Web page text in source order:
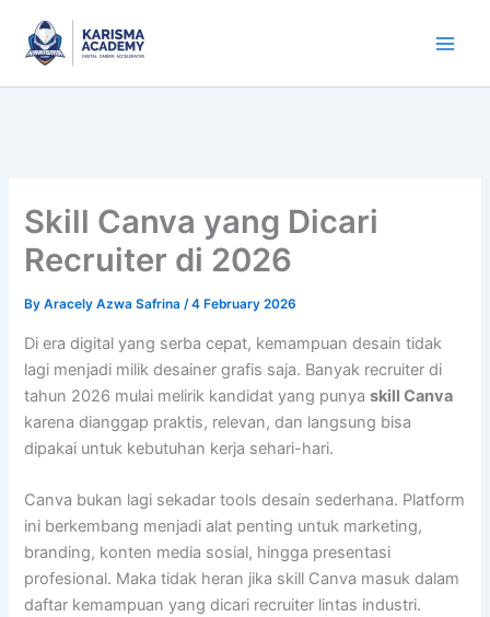
content
Skill Canva yang Dicari
Recruiter di 2026
ByAracely Azwa Safrina/4 February 2026
Di era digital yang serba cepat, kemampuan desain tidak
lagi menjadi milik desainer grafis saja. Banyak recruiter di
tahun 2026 mulai melirik kandidat yang punyaskill Canva
karena dianggap praktis, relevan, dan langsung bisa
dipakai untuk kebutuhan kerja sehari-hari.
Canva bukan lagi sekadar tools desain sederhana. Platform
ini berkembang menjadi alat penting untuk marketing,
branding, konten media sosial, hingga presentasi
profesional. Maka tidak heran jika skill Canva masuk dalam
daftar kemampuan yang dicari recruiter lintas industri.